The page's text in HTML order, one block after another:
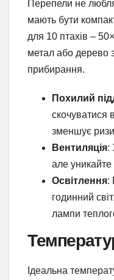
Перепели не
мають бути
для 10 птахів –
метал або дерево
прибирання.
Похилий
скочуватися
зменшує
Вентиляція:
але уникайте
Освітлення:
годинний
лампи
Ідеальна